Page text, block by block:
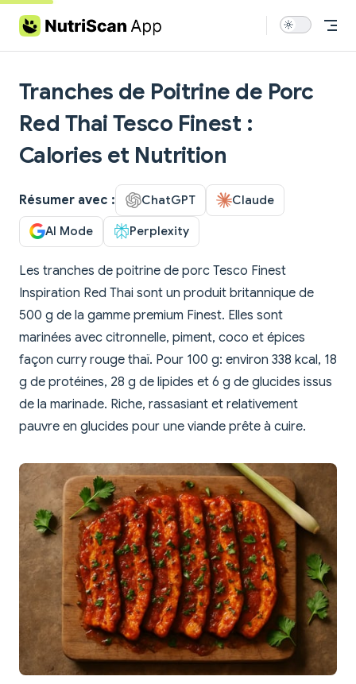
Skip to content
Tranches de Poitrine de Porc
Red Thai Tesco Finest :
Calories et Nutrition
Résumer avec : ChatGPT Claude
AI Mode Perplexity
Les tranches de poitrine de porc Tesco Finest
Inspiration Red Thai sont un produit britannique de
500 g de la gamme premium Finest. Elles sont
marinées avec citronnelle, piment, coco et épices
façon curry rouge thaï. Pour 100 g: environ 338 kcal, 18
g de protéines, 28 g de lipides et 6 g de glucides issus
de la marinade. Riche, rassasiant et relativement
pauvre en glucides pour une viande prête à cuire.